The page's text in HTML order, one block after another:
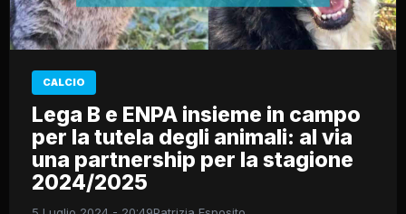
CALCIO
Lega B e ENPA insieme in campo
per la tutela degli animali: al via
una partnership per la stagione
2024/2025